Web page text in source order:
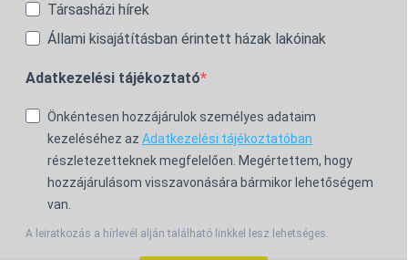
Társasházi hírek
Állami kisajátításban érintett házak lakóinak
Adatkezelési tájékoztató
Önkéntesen hozzájárulok személyes adataim
kezeléséhez az Adatkezelési tájékoztatóban
részletezetteknek megfelelően. Megértettem, hogy
hozzájárulásom visszavonására bármikor lehetőségem
van.
A leiratkozás a hírlevél alján található linkkel lesz lehetséges.